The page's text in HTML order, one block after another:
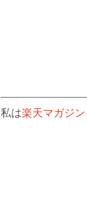
私は楽天マガジン